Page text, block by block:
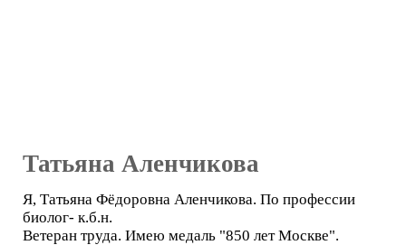
Татьяна Аленчикова
Я, Татьяна Фёдоровна Аленчикова. По профессии
биолог- к.б.н.
Ветеран труда. Имею медаль "850 лет Москве".